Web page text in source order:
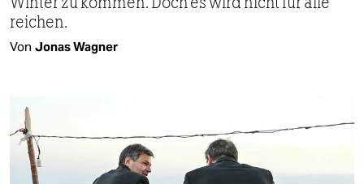
reichen.
Von Jonas Wagner